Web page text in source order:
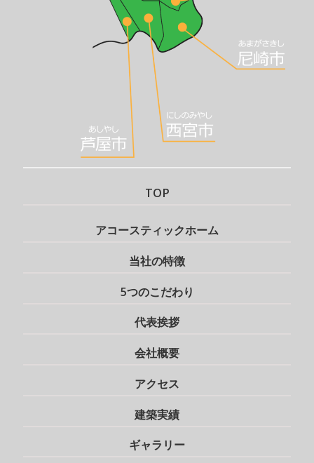
TOP
アコースティックホーム
当社の特徴
5つのこだわり
代表挨拶
会社概要
アクセス
建築実績
ギャラリー